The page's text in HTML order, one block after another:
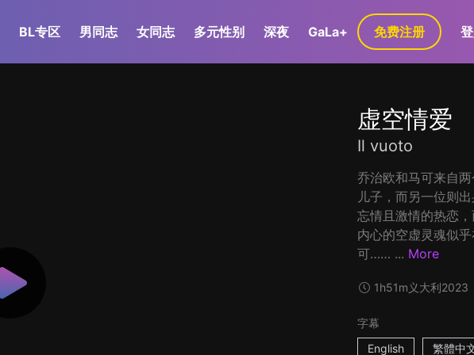
BL专区 男同志 女同志 多元性别 深夜 GaLa+ 免费注册
虚空情爱
Il vuoto
乔治欧和马可来自
儿子，而另一位则
忘情且激情的热恋
内心的空虚灵魂似
可…… ... More
1h51m 义大利2023
字幕
English
繁體中